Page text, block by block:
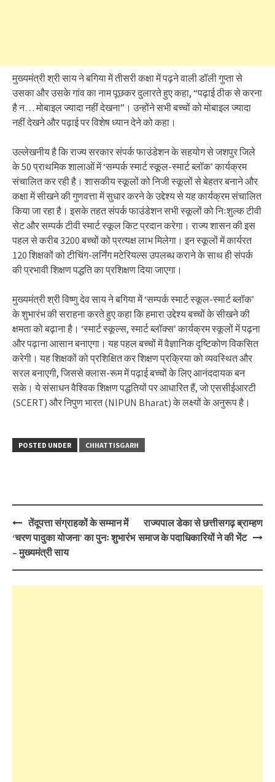
मुख्यमंत्री श्री साय ने बगिया में तीसरी कक्षा में पढ़ने वाली डॉली गुप्ता से
उसका और उसके गांव का नाम पूछकर दुलारते हुए कहा, “पढ़ाई ठीक से करना
है न… मोबाइल ज्यादा नहीं देखना”। उन्होंने सभी बच्चों को मोबाइल ज्यादा
नहीं देखने और पढ़ाई पर विशेष ध्यान देने को कहा।
उल्लेखनीय है कि राज्य सरकार संपर्क फाउंडेशन के सहयोग से जशपुर जिले
के 50 प्राथमिक शालाओं में ‘सम्पर्क स्मार्ट स्कूल-स्मार्ट ब्लॉक’ कार्यक्रम
संचालित कर रही है। शासकीय स्कूलों को निजी स्कूलों से बेहतर बनाने और
कक्षा में सीखने की गुणवत्ता में सुधार करने के उद्देश्य से यह कार्यक्रम संचालित
किया जा रहा है। इसके तहत संपर्क फाउंडेशन सभी स्कूलों को निःशुल्क टीवी
सेट और सम्पर्क टीवी स्मार्ट स्कूल किट प्रदान करेगा। राज्य शासन की इस
पहल से करीब 3200 बच्चों को प्रत्यक्ष लाभ मिलेगा। इन स्कूलों में कार्यरत
120 शिक्षकों को टीचिंग-लर्निंग मटेरियल्स उपलब्ध कराने के साथ ही संपर्क
की प्रभावी शिक्षण पद्धति का प्रशिक्षण दिया जाएगा।
मुख्यमंत्री श्री विष्णु देव साय ने बगिया में ‘सम्पर्क स्मार्ट स्कूल-स्मार्ट ब्लॉक’
के शुभारंभ की सराहना करते हुए कहा कि हमारा उद्देश्य बच्चों के सीखने की
क्षमता को बढ़ाना है। ‘स्मार्ट स्कूल्स, स्मार्ट ब्लॉक्स’ कार्यक्रम स्कूलों में पढ़ना
और पढ़ाना आसान बनाएगा। यह पहल बच्चों में वैज्ञानिक दृष्टिकोण विकसित
करेगी। यह शिक्षकों को प्रशिक्षित कर शिक्षण प्रक्रिया को व्यवस्थित और
सरल बनाएगी, जिससे क्लास-रूम में पढ़ाई बच्चों के लिए आनंददायक बन
सके। ये संसाधन वैश्विक शिक्षण पद्धतियों पर आधारित हैं, जो एससीईआरटी
(SCERT) और निपुण भारत (NIPUN Bharat) के लक्ष्यों के अनुरूप है।
POSTED UNDER CHHATTISGARH
Post
navigation
तेंदूपत्ता संग्राहकों के सम्मान में
‘चरण पादुका योजना’ का पुनः शुभारंभ
– मुख्यमंत्री साय
राज्यपाल डेका से छत्तीसगढ़ ब्राम्हण
समाज के पदाधिकारियों ने की भेेंट